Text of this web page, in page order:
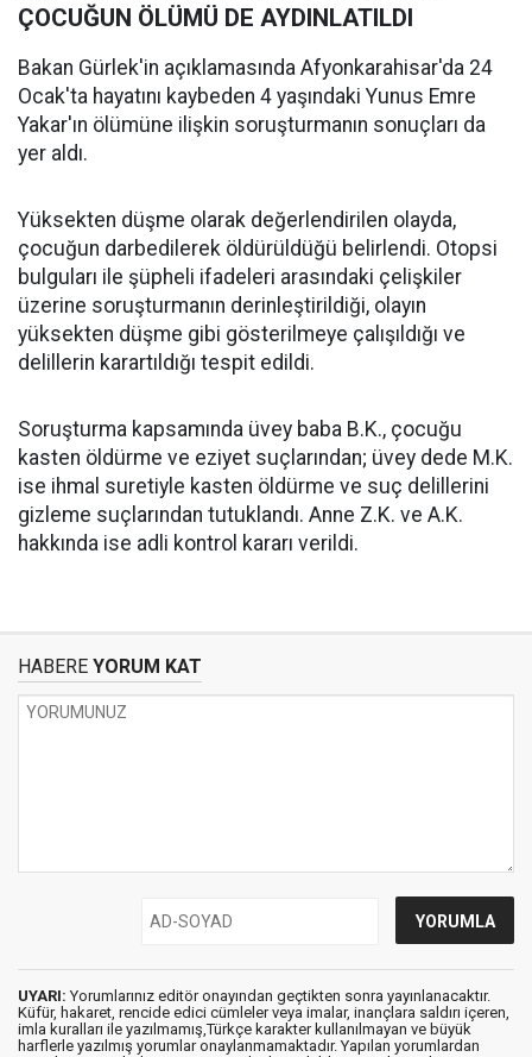
ÇOCUĞUN ÖLÜMÜ DE AYDINLATILDI
Bakan Gürlek'in açıklamasında Afyonkarahisar'da 24
Ocak'ta hayatını kaybeden 4 yaşındaki Yunus Emre
Yakar'ın ölümüne ilişkin soruşturmanın sonuçları da
yer aldı.
Yüksekten düşme olarak değerlendirilen olayda,
çocuğun darbedilerek öldürüldüğü belirlendi. Otopsi
bulguları ile şüpheli ifadeleri arasındaki çelişkiler
üzerine soruşturmanın derinleştirildiği, olayın
yüksekten düşme gibi gösterilmeye çalışıldığı ve
delillerin karartıldığı tespit edildi.
Soruşturma kapsamında üvey baba B.K., çocuğu
kasten öldürme ve eziyet suçlarından; üvey dede M.K.
ise ihmal suretiyle kasten öldürme ve suç delillerini
gizleme suçlarından tutuklandı. Anne Z.K. ve A.K.
hakkında ise adli kontrol kararı verildi.
HABERE YORUM KAT
UYARI: Yorumlarınız editör onayından geçtikten sonra yayınlanacaktır.
Küfür, hakaret, rencide edici cümleler veya imalar, inançlara saldırı içeren,
imla kuralları ile yazılmamış,Türkçe karakter kullanılmayan ve büyük
harflerle yazılmış yorumlar onaylanmamaktadır. Yapılan yorumlardan